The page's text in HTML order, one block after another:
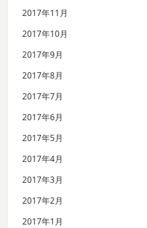
2017年11月
2017年10月
2017年9月
2017年8月
2017年7月
2017年6月
2017年5月
2017年4月
2017年3月
2017年2月
2017年1月